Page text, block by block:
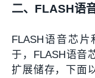
二、FLASH语
FLASH语音芯
于，FLASH语音
扩展储存，下面